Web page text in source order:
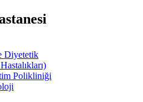
Diyetetik
Polikliniği